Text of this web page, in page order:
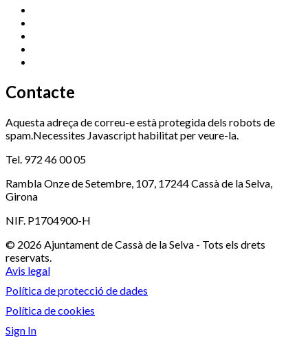
Contacte
Aquesta adreça de correu-e està protegida dels robots de
spam.Necessites Javascript habilitat per veure-la.
Tel. 972 46 00 05
Rambla Onze de Setembre, 107, 17244 Cassà de la Selva,
Girona
NIF. P1704900-H
© 2026 Ajuntament de Cassà de la Selva - Tots els drets
reservats.
Avis legal
Política de protecció de dades
Política de cookies
Sign In